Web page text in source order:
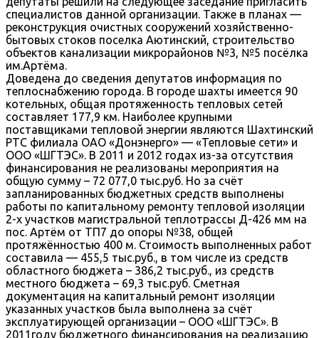
специалистов данной организации. Также в планах —
реконструкция очистных сооружений хозяйственно-
бытовых стоков поселка Аютинский, строительство
объектов канализации микрорайонов №3, №5 посёлка
им.Артёма.
Доведена до сведения депутатов информация по
теплоснабжению города. В городе шахты имеется 90
котельных, общая протяженность тепловых сетей
составляет 177,9 км. Наиболее крупными
поставщиками тепловой энергии являются Шахтинский
РТС филиала ОАО «Донэнерго» — «Тепловые сети» и
ООО «ШГТЭС». В 2011 и 2012 годах из-за отсутствия
финансирования не реализованы мероприятия на
общую сумму – 72 077,0 тыс.руб. Но за счёт
запланированных бюджетных средств выполнены
работы по капитальному ремонту тепловой изоляции
2-х участков магистральной теплотрассы Д-426 мм на
пос. Артём от ТП7 до опоры №38, общей
протяжённостью 400 м. Стоимость выполненных работ
составила — 455,5 тыс.руб., в том числе из средств
областного бюджета – 386,2 тыс.руб., из средств
местного бюджета – 69,3 тыс.руб. Сметная
документация на капитальный ремонт изоляции
указанных участков была выполнена за счёт
эксплуатирующей организации – ООО «ШГТЭС». В
2011году бюджетного финансирования на реализацию